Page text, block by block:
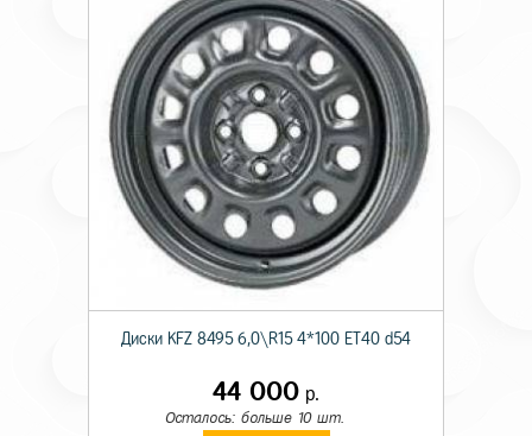
Диски KFZ 8495 6,0\R15 4*100 ET40 d54
44 000 р.
Осталось: больше 10 шт.